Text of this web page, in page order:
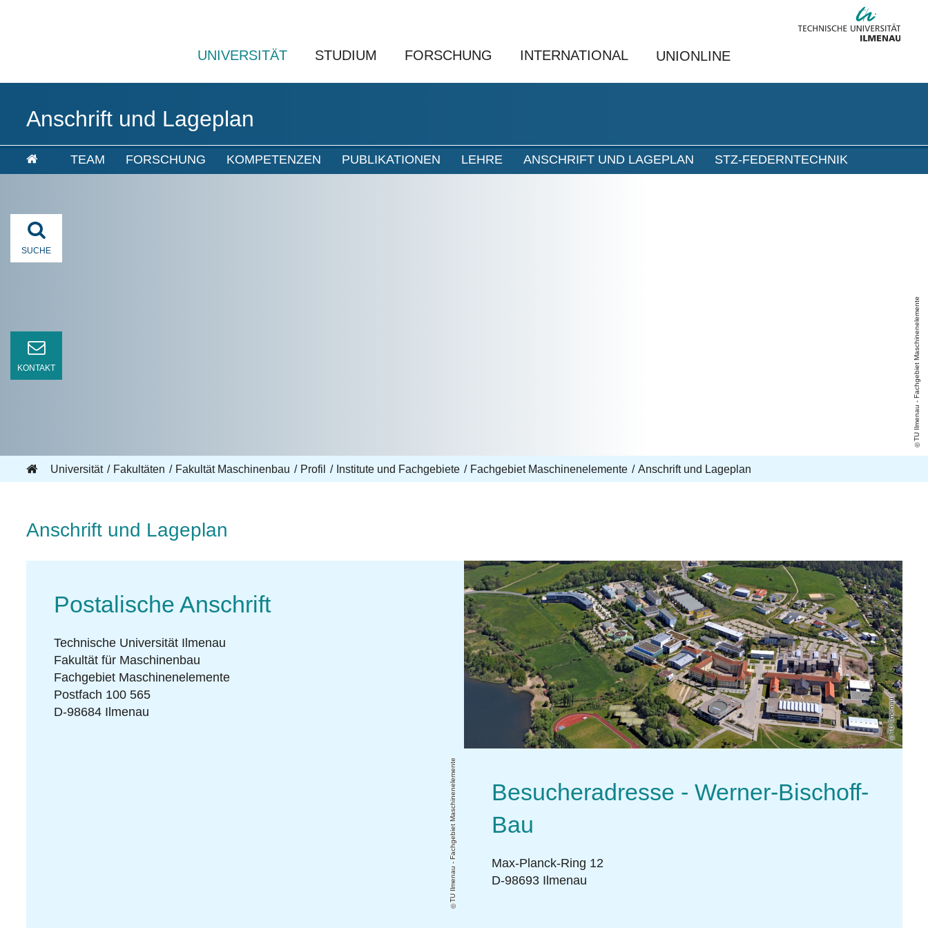
UNIVERSITÄT STUDIUM FORSCHUNG INTERNATIONAL UNIONLINE
Anschrift und Lageplan
TEAM FORSCHUNG KOMPETENZEN PUBLIKATIONEN LEHRE ANSCHRIFT UND LAGEPLAN STZ-FEDERNTECHNIK
TU Ilmenau - Fachgebiet Maschinenelemente
SUCHE
KONTAKT
Universität Fakultäten Fakultät Maschinenbau Profil Institute und Fachgebiete Fachgebiet Maschinenelemente Anschrift und Lageplan
Anschrift und Lageplan
Postalische Anschrift
Technische Universität Ilmenau
Fakultät für Maschinenbau
Fachgebiet Maschinenelemente
Postfach 100 565
D-98684 Ilmenau
TU Ilmenau
TU Ilmenau - Fachgebiet Maschinenelemente
Besucheradresse - Werner-Bischoff-
Bau
Max-Planck-Ring 12
D-98693 Ilmenau